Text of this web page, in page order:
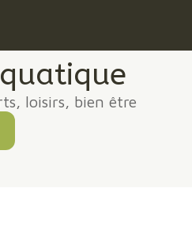
loisirs, bien être